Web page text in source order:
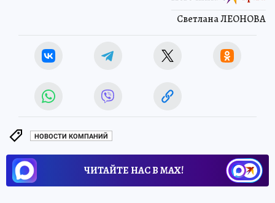
Светлана ЛЕОНОВА
НОВОСТИ КОМПАНИЙ
ЧИТАЙТЕ НАС В МАХ!